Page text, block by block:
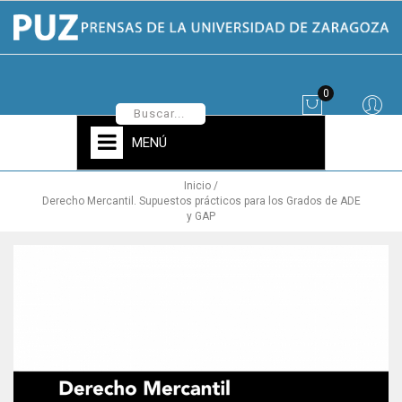
0
MENÚ
Inicio
Derecho Mercantil. Supuestos prácticos para los Grados de ADE
y GAP